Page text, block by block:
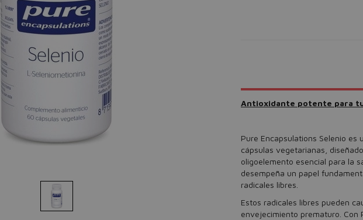
Antioxidante potente para
Pure Encapsulations Selenio
cápsulas vegetarianas,
oligoelemento esencial para la
desempeña un papel
radicales libres.
Estos radicales libres pueden
envejecimiento prematuro. Con